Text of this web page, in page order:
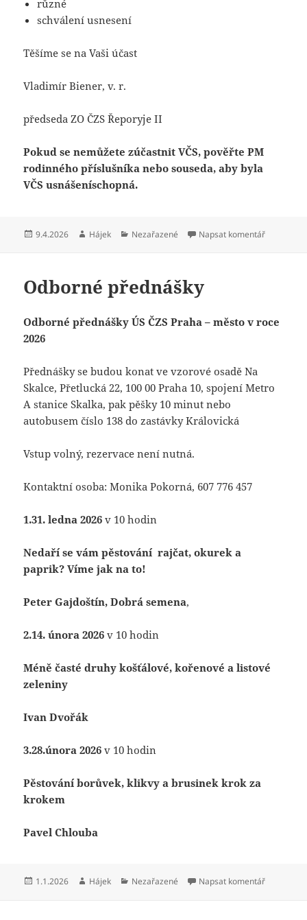
různé
schválení usnesení
Těšíme se na Vaši účast
Vladimír Biener, v. r.
předseda ZO ČZS Řeporyje II
Pokud se nemůžete zúčastnit VČS, pověřte PM
rodinného příslušníka nebo souseda, aby byla
VČS usnášeníschopná.
Publikováno:
9.4.2026 Autor:
Hájek Rubriky:
Nezařazené Napsat komentářpro text s
Odborné přednášky
Odborné přednášky ÚS ČZS Praha – město v roce
2026
Přednášky se budou konat ve vzorové osadě Na
Skalce, Přetlucká 22, 100 00 Praha 10, spojení Metro
A stanice Skalka, pak pěšky 10 minut nebo
autobusem číslo 138 do zastávky Královická
Vstup volný, rezervace není nutná.
Kontaktní osoba: Monika Pokorná, 607 776 457
1.31. ledna 2026 v 10 hodin
Nedaří se vám pěstování rajčat, okurek a
paprik? Víme jak na to!
Peter Gajdoštín, Dobrá semena,
2.14. února 2026 v 10 hodin
Méně časté druhy košťálové, kořenové a listové
zeleniny
Ivan Dvořák
3.28.února 2026 v 10 hodin
Pěstování borůvek, klikvy a brusinek krok za
krokem
Pavel Chlouba
Publikováno:
1.1.2026 Autor:
Hájek Rubriky:
Nezařazené Napsat komentářpro text s